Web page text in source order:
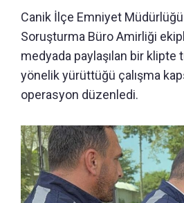
Canik İlçe Emniyet
Soruşturma Büro Amirliği
medyada paylaşılan bir klipte
yönelik yürüttüğü çalışma
operasyon düzenledi.